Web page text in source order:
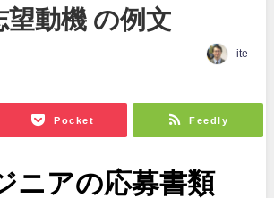
動機 の例文
ite
Pocket Feedly
ニアの応募書類